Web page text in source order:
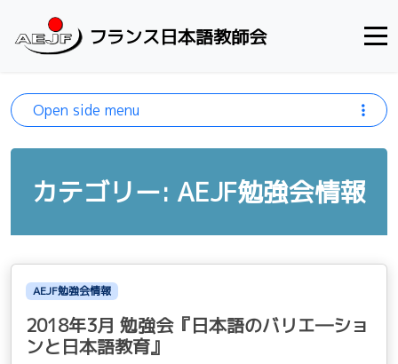
フランス日本語教師会
カテゴリー: AEJF勉強会情報
AEJF勉強会情報
2018年3月 勉強会『日本語のバリエ―ショ
ンと日本語教育』
Open side menu